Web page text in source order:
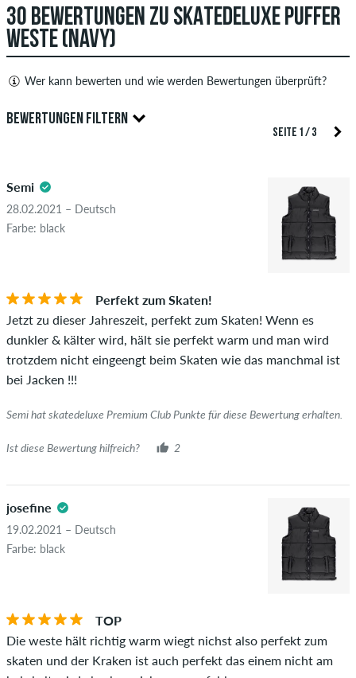
ANTWORT ABSCHICKEN
30 BEWERTUNGEN ZU SKATEDELUXE PUFFER
WESTE (NAVY)
Wer kann bewerten und wie werden Bewertungen überprüft?
Nur Personen mit einem skatedeluxe Kundenkonto können
Bewertungen abgeben. Diese werden erst nach unserer
beleidigenden oder obszönen Inhalten sowie Bewertungen,
die geltendes Recht oder Urheberrechte verletzen oder Spam
und Fremdwerbung enthalten, werden nicht veröffentlicht.
Die Sternebewertung des Artikels ist der Durchschnitt aller
Ob die Bewertung von einer Person stammt, die diesen
Artikel wirklich gekauft hat, erkennst du am grünen Haken
neben dem Namen mit dem Zusatz "Verifizierter Kauf". Bei
diesen Personen wurde der Kauf anhand ihrer Bestellungen
überprüft. Bei Bewertungen ohne grünen Haken, können wir
wirklich besitzen oder besessen haben.
BEWERTUNGEN FILTERN
5.0
SEITE 1 / 3
Semi
28.02.2021 – Deutsch
Farbe: black
Perfekt zum Skaten!
Jetzt zu dieser Jahreszeit, perfekt zum Skaten! Wenn es
dunkler & kälter wird, hält sie perfekt warm und man wird
trotzdem nicht eingeengt beim Skaten wie das manchmal ist
bei Jacken !!!
Semi hat skatedeluxe Premium Club Punkte für diese Bewertung erhalten.
Ist diese Bewertung hilfreich? 2
josefine
19.02.2021 – Deutsch
Farbe: black
TOP
Die weste hält richtig warm wiegt nichst also perfekt zum
skaten und der Kraken ist auch perfekt das einem nicht am